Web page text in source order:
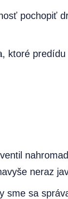
pochopiť
ktoré
neraz
sme sa